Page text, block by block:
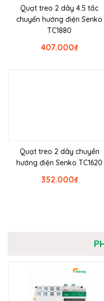
Quạt treo 2 dây 4.5 tấc
chuyển hướng điện Senko
TC1880
₫
407.000
Quạt treo 2 dây chuyển
hướng điện Senko TC1620
₫
352.000